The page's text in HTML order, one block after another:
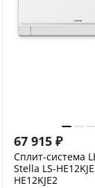
67 915 ₽
Сплит-система
Stella LS-
HE12KJE2